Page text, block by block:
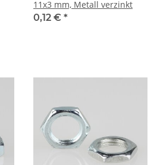
11x3 mm, Metall verzinkt
0,12 € *